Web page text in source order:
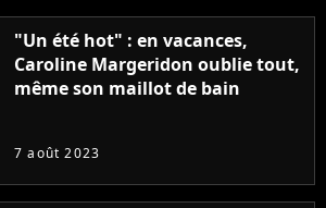
"Un été hot" : en vacances,
Caroline Margeridon oublie tout,
même son maillot de bain
7 août 2023